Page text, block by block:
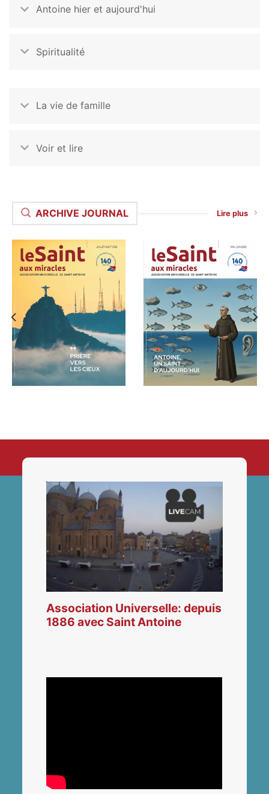
Antoine hier et aujourd'hui
Spiritualité
La vie de famille
Voir et lire
ARCHIVE JOURNAL Lire plus
Association Universelle: depuis
1886 avec Saint Antoine